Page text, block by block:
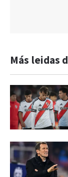
Más leidas